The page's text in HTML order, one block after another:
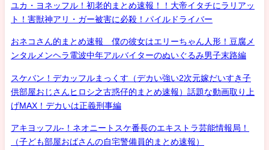
ユカ・ヨネッフル！初老的まとめ速報！！大帝イタチにラリアッ
ト！害獣神アリ・ガー被害に必殺！パイルドライバー
おネコさん的まとめ速報 僕の彼女はエリーちゃん人形！豆腐メ
ンタルメンヘラ電波中年アルバイターのぬいぐるみ男子末路編
スケバン！デカッフルまっくす（デカい強い2次元嫁だいすき子
供部屋おじさんヒロシ之古惑仔的まとめ速報）話題な動画取り上
げMAX！デカいは正義刑事編
アキヨッフル-！ネオニートスケ番長のエキストラ芸能情報局！
（子ども部屋おばさんの自宅警備員的まとめ速報）